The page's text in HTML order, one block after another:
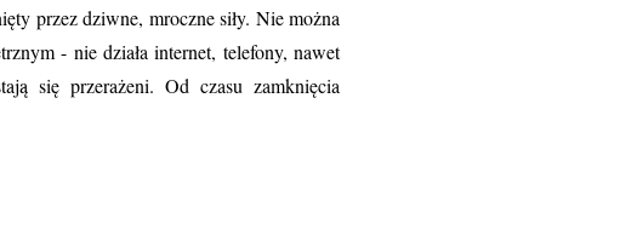
przez dziwne, mroczne siły. Nie można
- nie działa internet, telefony, nawet
się przerażeni. Od czasu zamknięcia